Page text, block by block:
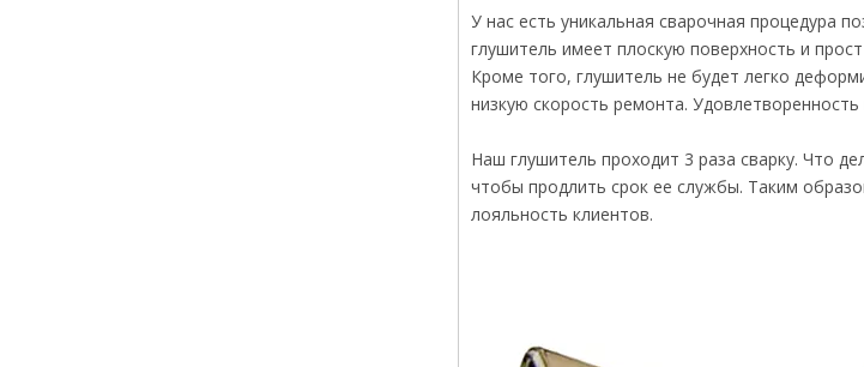
У нас есть уникальная сварочная процедура
глушитель имеет плоскую поверхность и
Кроме того, глушитель не будет легко
низкую скорость ремонта.
Наш глушитель проходит 3 раза сварку. Что
чтобы продлить срок ее службы. Таким
лояльность клиентов.